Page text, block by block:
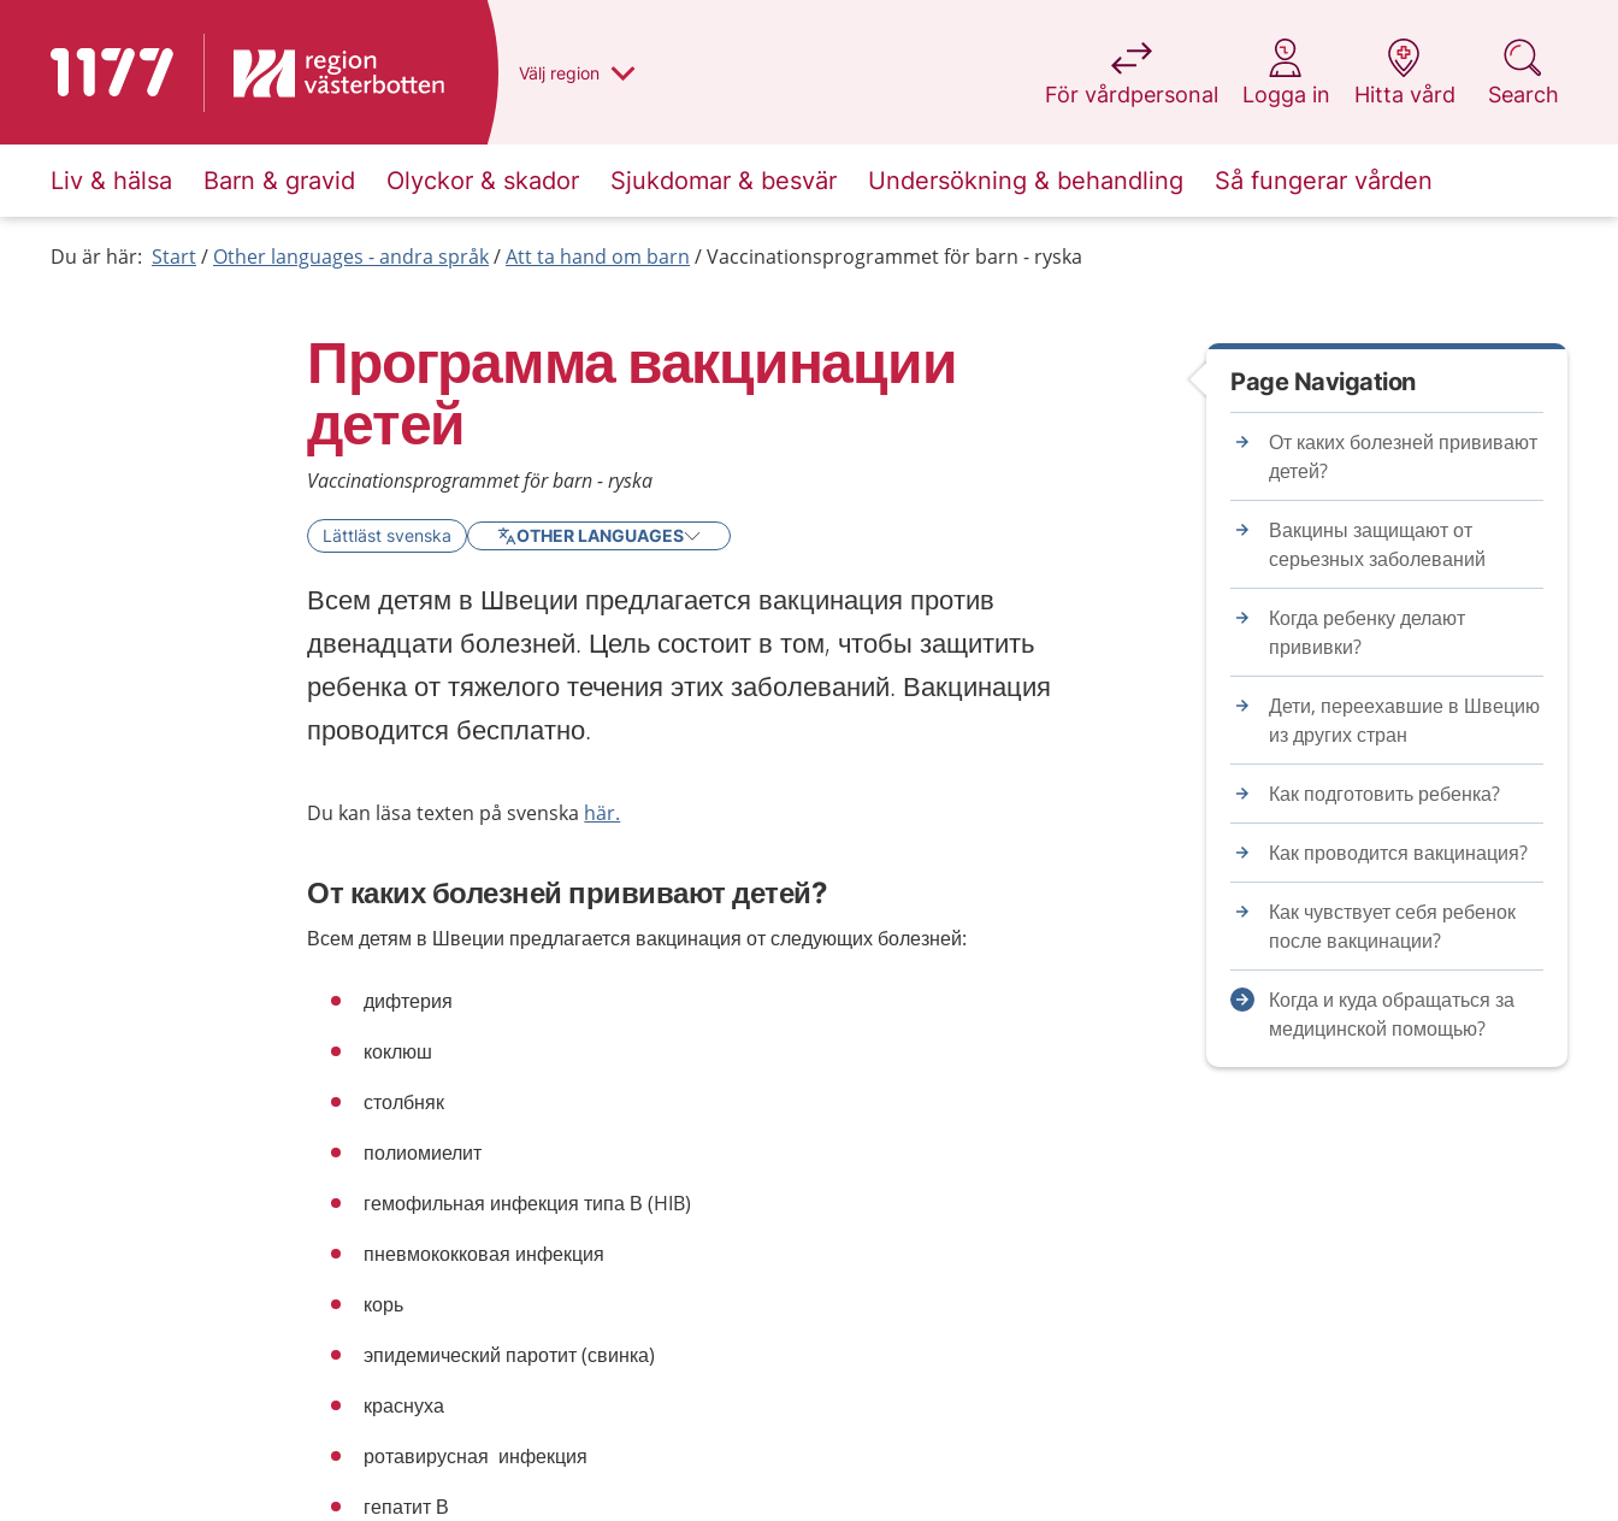
To start page for 1177 Du har valt region
Välj en annan
region
För vårdpersonal
at 1177.se
Logga in
at 1177.se
Hitta vård
at 1177.se
Search
at 1177.se
Liv & hälsa Barn & gravid Olyckor & skador Sjukdomar & besvär Undersökning & behandling Så fungerar vården
Du är här: Start Other languages - andra språk Att ta hand om barn Vaccinationsprogrammet för barn - ryska
Программа вакцинации
детей
Vaccinationsprogrammet för barn - ryska
Lättläst svenska OTHER LANGUAGES
Всем детям в Швеции предлагается вакцинация против
двенадцати болезней. Цель состоит в том, чтобы защитить
ребенка от тяжелого течения этих заболеваний. Вакцинация
проводится бесплатно.
Du kan läsa texten på svenska här.
От каких болезней прививают детей?
Всем детям в Швеции предлагается вакцинация от следующих болезней:
дифтерия
коклюш
столбняк
полиомиелит
гемофильная инфекция типа В (HIB)
пневмококковая инфекция
корь
эпидемический паротит (свинка)
краснуха
ротавирусная инфекция
гепатит В
Page Navigation
От каких болезней прививают
детей?
Вакцины защищают от
серьезных заболеваний
Когда ребенку делают
прививки?
Дети, переехавшие в Швецию
из других стран
Как подготовить ребенка?
Как проводится вакцинация?
Как чувствует себя ребенок
после вакцинации?
Когда и куда обращаться за
медицинской помощью?